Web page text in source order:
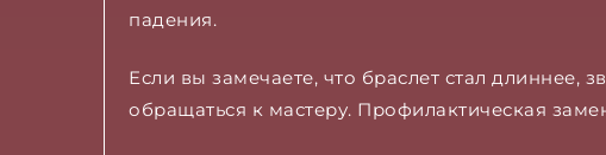
падения.
Если вы замечаете, что браслет стал длиннее,
обращаться к мастеру. Профилактическая